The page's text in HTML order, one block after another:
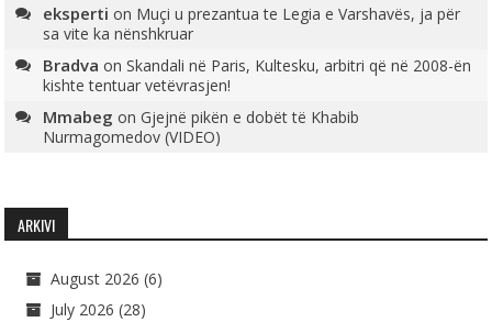
eksperti on Muçi u prezantua te Legia e Varshavës, ja për
sa vite ka nënshkruar
Bradva onSkandali në Paris, Kultesku, arbitri që në 2008-ën
kishte tentuar vetëvrasjen!
Mmabeg onGjejnë pikën e dobët të Khabib
Nurmagomedov (VIDEO)
ARKIVI
August 2026 (6)
July 2026 (28)